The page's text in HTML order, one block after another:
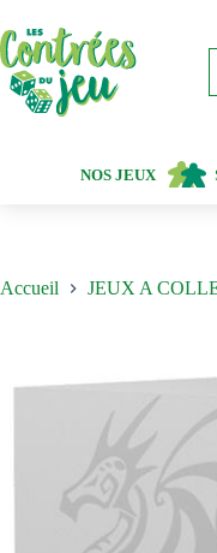
au
contenu
NOS JEUX
Accueil JEUX A